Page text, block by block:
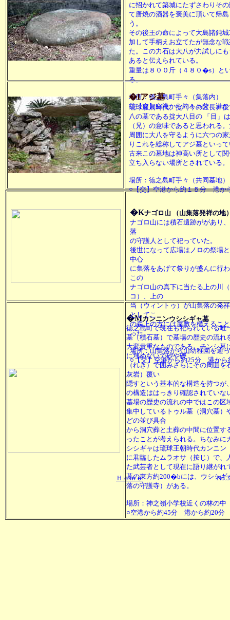
�Kナゴロ山 （山集落発祥の地
ナゴロ山には積石遺跡ががあり
落
の守護人として祀っていた。
後世になって広場はノロの祭場
中心
に集落をあげて祭りが盛んに行
この
ナゴロ山の真下に当たる上の川
コ）、上の
当（ウィントゥ）が山集落の発
としてこ
の森上の方には屋敷を構えるこ
った。
場所：山集落から山幼稚園を通
○【交】空港から約25分 港から
�Mカンニンウシシギャ墓
徳之島町で現在も祀られている唯
墓（積石墓）で墓場の歴史の流れ
大変貴重なものである。チンシ墓
に埋めないで砂や礫
（れき）で囲みさらにその周囲を
灰岩）覆い
隠すという基本的な構造を持つが
の構造ははっきり確認されていな
墓場の歴史の流れの中ではこの区
集中しているトゥル墓（洞穴墓）
どの並び具合
から洞穴葬と土葬の中間に位置す
ったことが考えられる。ちなみに
シシギャは琉球王朝時代カンニン
に君臨したムラオサ（按じ）で、
た武芸者として現在に語り継がれ
墓の東方約200�bには、ウシシギ
落の守護寺）がある。
場所：神之嶺小学校近くの林の中
○空港から約45分 港から約20分
Ｈｏｍｅ
�Iアジ墓
琉球服属時代、掟（今の区長）
八の墓である掟大八目の 「目」
（兄）の意味であると思われる
周囲に大八を守るように六つの
りこれを総称してアジ墓といっ
古来この墓地は神高い所として
立ち入らない場所とされている。
場所：徳之島町手々（共同墓地）
○【交】空港から約１５分 港か
に招かれて築城にたずさわりそ
て唐焼の酒器を褒美に頂いて帰
う。
その後王の命によって大島諸鈍
加して手柄えお立てたが無念な
た。この力石は大八が力試しに
あると伝えられている。
重量は８００斤（４８０�s）と
る。
場所：徳之島町手々（集落内）
◎【交】空港から約１５分 港か